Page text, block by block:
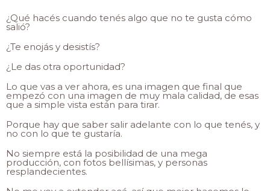
¿Qué hacés cuando tenés algo que no te gusta cómo
salió?
¿Te enojás y desistís?
¿Le das otra oportunidad?
Lo que vas a ver ahora, es una imagen que final que
empezó con una imagen de muy mala calidad, de esas
que a simple vista están para tirar.
Porque hay que saber salir adelante con lo que tenés, y
no con lo que te gustaría.
No siempre está la posibilidad de una mega
producción, con fotos bellísimas, y personas
resplandecientes.